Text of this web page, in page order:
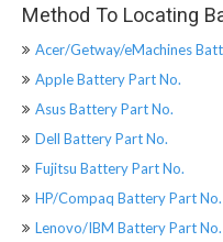
Method To Locating
Acer/Getway/eMachines
Apple Battery Part No.
Asus Battery Part No.
Dell Battery Part No.
Fujitsu Battery Part No.
HP/Compaq Battery Part No.
Lenovo/IBM Battery Part No.